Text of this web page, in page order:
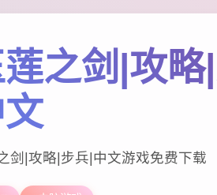
之剑|攻略
剑|攻略|步兵|中文游戏免费下载